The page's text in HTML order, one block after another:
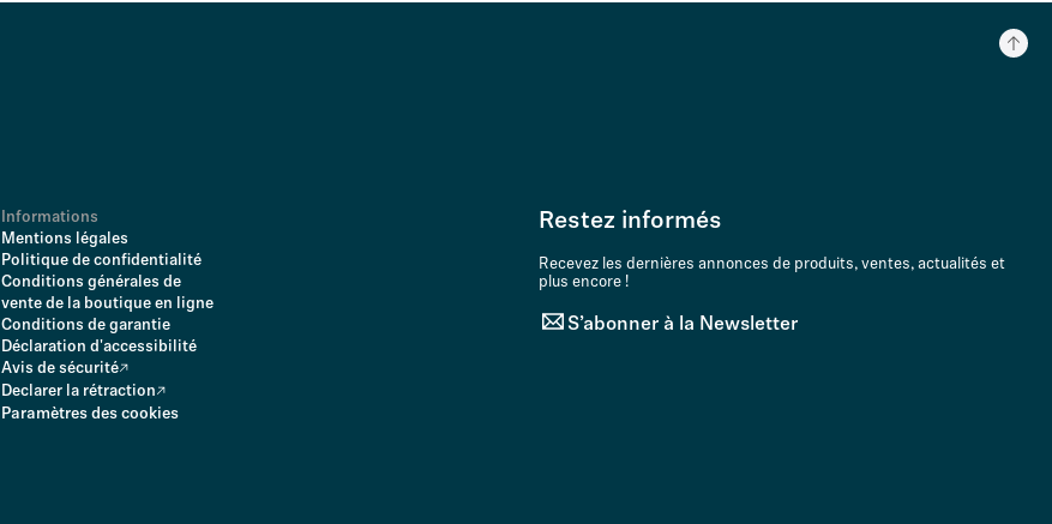
Informations
Mentions légales
Politique de confidentialité
Conditions générales de
vente de la boutique en ligne
Conditions de garantie
Déclaration d'accessibilité
Avis de sécurité
Declarer la rétraction
Paramètres des cookies
Restez informés
Recevez les dernières annonces de produits, ventes, actualités et
plus encore !
S’abonner à la Newsletter